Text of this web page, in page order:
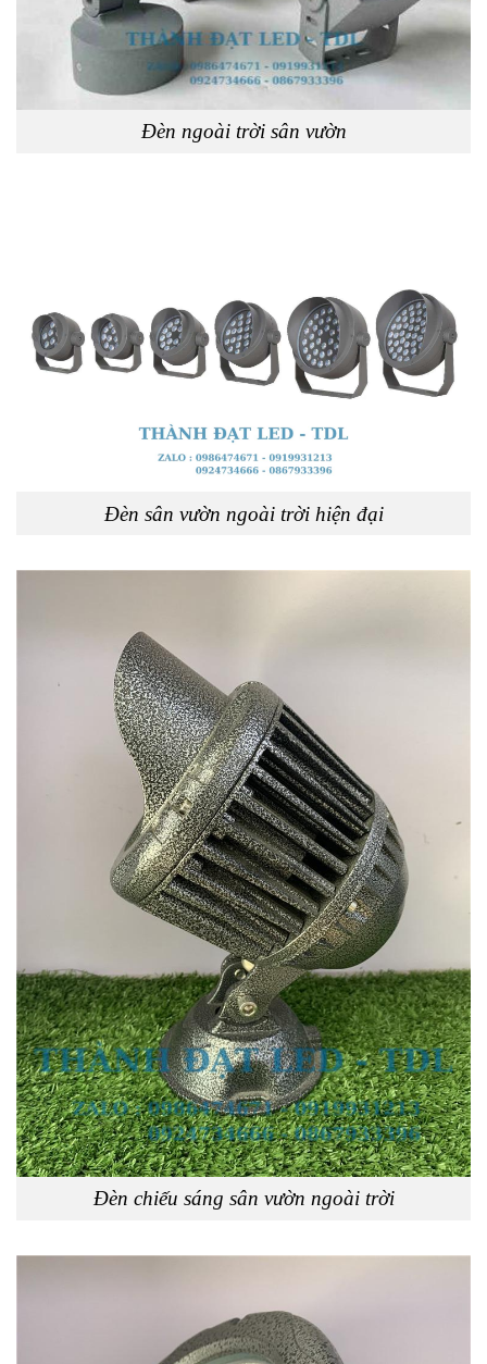
Đèn ngoài trời sân vườn
Đèn sân vườn ngoài trời hiện đại
Đèn chiếu sáng sân vườn ngoài trời